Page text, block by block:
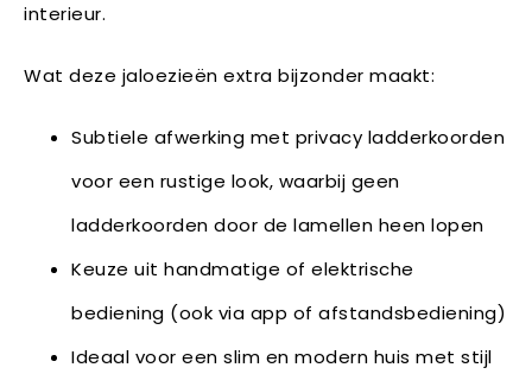
interieur.
Wat deze jaloezieën extra bijzonder maakt:
Subtiele afwerking met privacy ladderkoorden
voor een rustige look, waarbij geen
ladderkoorden door de lamellen heen lopen
Keuze uit handmatige of elektrische
bediening (ook via app of afstandsbediening)
Ideaal voor een slim en modern huis met stijl